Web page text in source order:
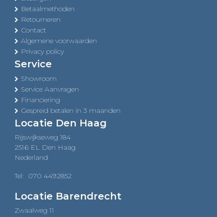
Betaalmethoden
Retourneren
Contact
Algemene voorwaarden
Privacy policy
Service
Showroom
Service Aanvragen
Financiering
Gespreid betalen in 3 maanden
Locatie Den Haag
Rijswijkseweg 184
2516 EL Den Haag
Nederland
Tel: 070 4492852
Locatie Barendrecht
Zwaalweg 11